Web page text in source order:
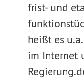
frist- und
heißt es
im Internet